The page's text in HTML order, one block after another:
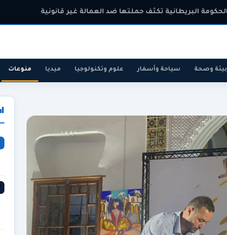
ارتفاع أسعار الذهب عالمياً إلى أعلى مستوياته في شهر
بيئة وصحة سياحة وأسفار علوم وتكنولوجيا ميديا منوعات